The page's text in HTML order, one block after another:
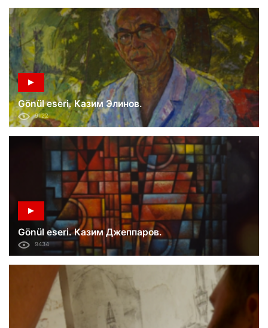
Gönül eseri. Казим Элинов.
9122
Gönül eseri. Казим Джеппаров.
9434